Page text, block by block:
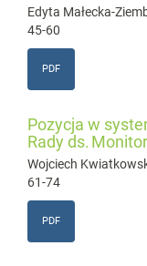
Edyta Małecka-
45-60
PDF
Pozycja w
Rady ds.
Wojciech
61-74
PDF